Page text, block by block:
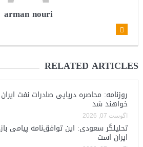
arman nouri
RELATED ARTICLES
روزنامه: محاصره دریایی صادرات نفت
خواهند شد
آگوست 07, 2026
تحلیلگر سعودی: این توافق‌نامه پیامی
ایران است